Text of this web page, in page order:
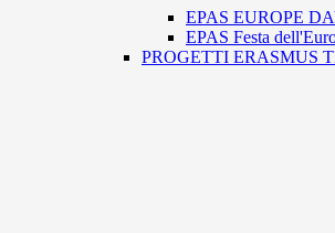
EPAS EUROPE
EPAS Festa
PROGETTI ERASMUS